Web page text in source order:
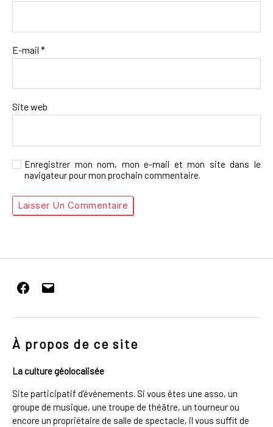
E-mail *
Site web
Enregistrer mon nom, mon e-mail et mon site dans le
navigateur pour mon prochain commentaire.
Facebook
E-
mail
À propos de ce site
La culture géolocalisée
Site participatif d’événements. Si vous êtes une asso, un
groupe de musique, une troupe de théâtre, un tourneur ou
encore un propriétaire de salle de spectacle, il vous suffit de